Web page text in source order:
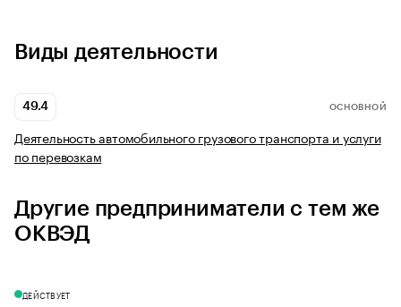
Виды деятельности
49.4 ОСНОВНОЙ
Деятельность автомобильного грузового транспорта и услуги
по перевозкам
Другие предприниматели с тем же
ОКВЭД
ДЕЙСТВУЕТ